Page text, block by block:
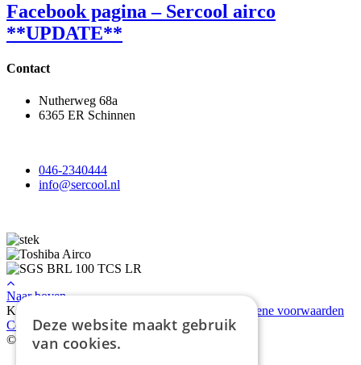
Facebook pagina – Sercool airco
**UPDATE**
Contact
Nutherweg 68a
6365 ER Schinnen
046-2340444
info@sercool.nl
Naar boven
KvK: 7354991
Algemene voorwaarden
Cookiebeleid Privacybeleid
© 2026 SerCool ·Webdevelopment Limburg
Deze website maakt gebruik
van cookies.